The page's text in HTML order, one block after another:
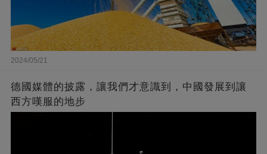
2024/05/21
德國媒體的披露，讓我們才意識到，中國發展到讓
西方嘆服的地步